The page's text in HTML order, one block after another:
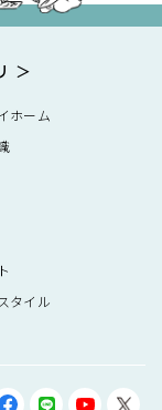
ホーム
タイル